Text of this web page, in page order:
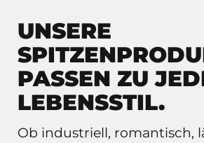
UNSERE
PASSEN ZU
LEBENSSTIL.
Ob industriell, romantisch,